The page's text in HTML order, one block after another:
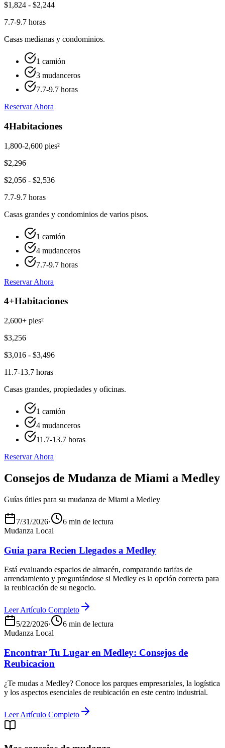
$1,824 - $2,244
7.7-9.7 horas
Casas medianas y condominios.
1 camión
3 mudanceros
7.7-9.7 horas
Reservar Ahora
4Habitaciones
1,800-2,600 pies²
$2,296
$2,056 - $2,536
7.7-9.7 horas
Casas grandes y condominios de varios pisos.
1 camión
4 mudanceros
7.7-9.7 horas
Reservar Ahora
4+Habitaciones
2,600+ pies²
$3,256
$3,016 - $3,496
11.7-13.7 horas
Casas grandes, propiedades y oficinas.
1 camión
4 mudanceros
11.7-13.7 horas
Reservar Ahora
Consejos de Mudanza de Miami a Medley
Guías útiles para su mudanza de Miami a Medley
7/31/2026·
6 min de lectura
Mudanza Local
Guia para Recien Llegados a Medley
Está evaluando espacios de almacén, comparando tarifas de
arrendamiento y preguntándose si Medley es la opción correcta para
la reubicación de su negocio.
Leer Artículo Completo
5/22/2026·
6 min de lectura
Mudanza Local
Encontrar Tu Lugar en Medley: Consejos de
Reubicacion
¿Te mudas a Medley? Conoce los parques empresariales, la logística
y los aspectos esenciales de reubicación en este centro industrial.
Leer Artículo Completo